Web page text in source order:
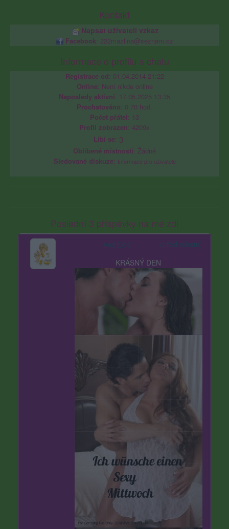
Kontakt
Napsat uživateli vzkaz
Facebook: 222mazlina@seznam.cz
Informace o profilu a chatu
Registrace od: 01.04.2014 21:22
Online: Není nikde online
Naposledy aktivní: 17.05.2025 13:35
Prochatováno: 0.70 hod.
Počet přátel: 13
Profil zobrazen: 4209x
Líbí se: 3
Oblibené místnosti: Žádné
Sledované diskuze: Informace pro uživatele
Poslední 3 příspěvky na mé zdi
VASEK-7
(před rokem)
KRÁSNÝ DEN